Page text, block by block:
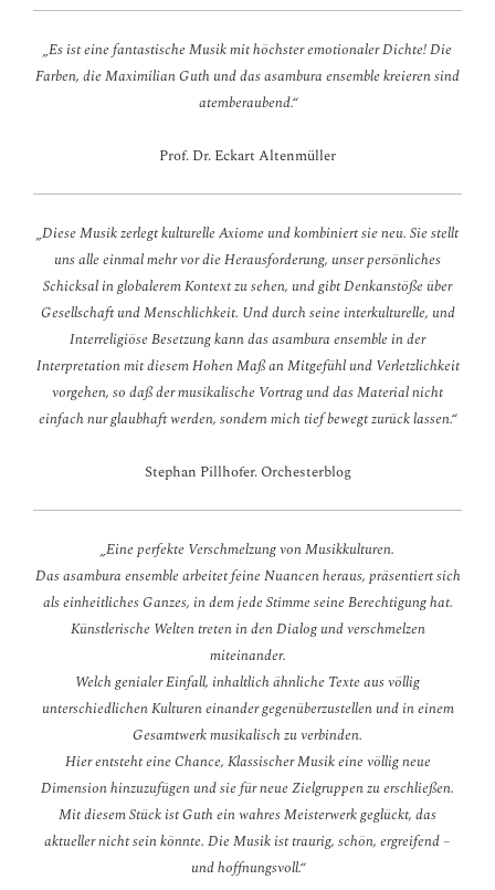
„Es ist eine fantastische Musik mit höchster emotionaler Dichte! Die
Farben, die Maximilian Guth und das asambura ensemble kreieren sind
atemberaubend.“
Prof. Dr. Eckart Altenmüller
„Diese Musik zerlegt kulturelle Axiome und kombiniert sie neu. Sie stellt
uns alle einmal mehr vor die Herausforderung, unser persönliches
Schicksal in globalerem Kontext zu sehen, und gibt Denkanstöße über
Gesellschaft und Menschlichkeit. Und durch seine interkulturelle, und
Interreligiöse Besetzung kann das asambura ensemble in der
Interpretation mit diesem Hohen Maß an Mitgefühl und Verletzlichkeit
vorgehen, so daß der musikalische Vortrag und das Material nicht
einfach nur glaubhaft werden, sondern mich tief bewegt zurück lassen.“
Stephan Pillhofer. Orchesterblog
„Eine perfekte Verschmelzung von Musikkulturen.
Das asambura ensemble arbeitet feine Nuancen heraus, präsentiert sich
als einheitliches Ganzes, in dem jede Stimme seine Berechtigung hat.
Künstlerische Welten treten in den Dialog und verschmelzen
miteinander.
Welch genialer Einfall, inhaltlich ähnliche Texte aus völlig
unterschiedlichen Kulturen einander gegenüberzustellen und in einem
Gesamtwerk musikalisch zu verbinden.
Hier entsteht eine Chance, Klassischer Musik eine völlig neue
Dimension hinzuzufügen und sie für neue Zielgruppen zu erschließen.
Mit diesem Stück ist Guth ein wahres Meisterwerk geglückt, das
aktueller nicht sein könnte. Die Musik ist traurig, schön, ergreifend –
und hoffnungsvoll.“